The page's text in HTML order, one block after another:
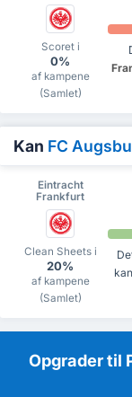
Scoret i
0%
af kampene
(Samlet)
Kan FC
Eintracht
Frankfurt
Clean Sheets i
20%
af kampene
(Samlet)
Opgrader til